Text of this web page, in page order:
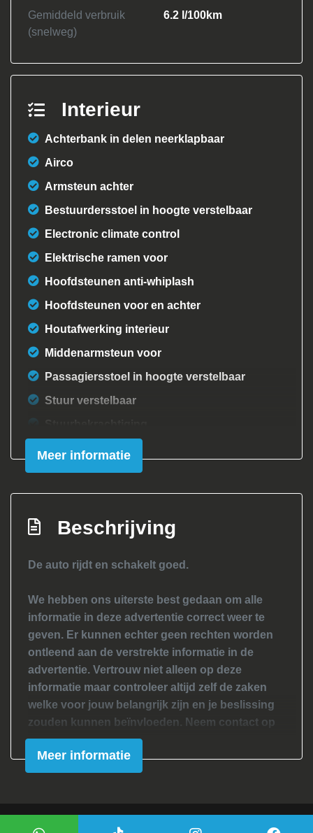
Gemiddeld verbruik
(snelweg)
6.2 l/100km
Interieur
Achterbank in delen neerklapbaar
Airco
Armsteun achter
Bestuurdersstoel in hoogte verstelbaar
Electronic climate control
Elektrische ramen voor
Hoofdsteunen anti-whiplash
Hoofdsteunen voor en achter
Houtafwerking interieur
Middenarmsteun voor
Passagiersstoel in hoogte verstelbaar
Stuur verstelbaar
Velours bekleding
Verstelbare stuurkolom
Achterruitwisser
verwarmbaar
Buitenspiegels in carrosseriekleur
Buitenspiegels van binnenuit verstelbaar
Bumpers in carrosseriekleur
Centrale vergrendeling met
afstandsbediening
Getint glas
Sportvelgen
Anti blokkeer systeem
Meer informatie
Beschrijving
De auto rijdt en schakelt goed.
We hebben ons uiterste best gedaan om alle
informatie in deze advertentie correct weer te
geven. Er kunnen echter geen rechten worden
ontleend aan de verstrekte informatie in de
advertentie. Vertrouw niet alleen op deze
informatie maar controleer altijd zelf de zaken
welke voor jouw belangrijk zijn en je beslissing
zouden kunnen beïnvloeden. Neem contact op
met de verkoper voor aanvullende vragen.
Meer informatie
Mogelijk gemaakt door